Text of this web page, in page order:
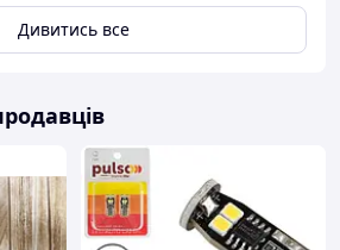
Дивитись все